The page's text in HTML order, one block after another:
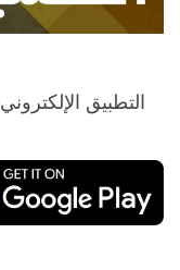
التطبيق الإلكتروني